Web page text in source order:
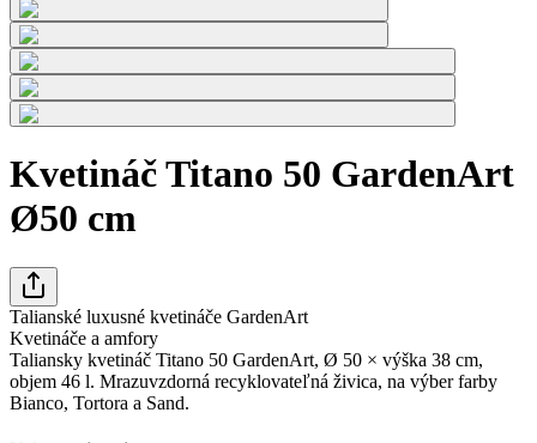
Kvetináč Titano 50 GardenArt
Ø50 cm
Talianské luxusné kvetináče GardenArt
Kvetináče a amfory
Taliansky kvetináč Titano 50 GardenArt, Ø 50 × výška 38 cm,
objem 46 l. Mrazuvzdorná recyklovateľná živica, na výber farby
Bianco, Tortora a Sand.